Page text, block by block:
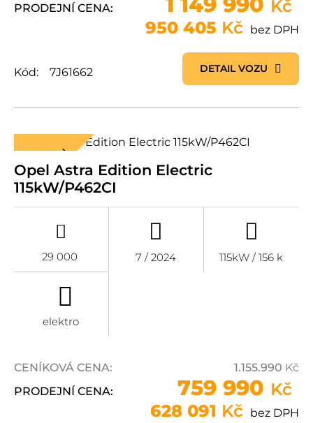
PRODEJNÍ CENA:
Kč
950 405 Kč bez DPH
Kód: 7J61662 DETAIL VOZU
CENA V AKCI
Opel Astra Edition Electric
115kW/P462CI
29 000 7 / 2024 115kW / 156 k
elektro
CENÍKOVÁ CENA: 1.155.990 Kč
PRODEJNÍ CENA:
759 990 Kč
628 091 Kč bez DPH